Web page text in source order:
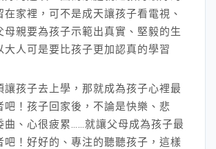
在家裡，可不是成天讓孩子看電視、
母親要為孩子示範出真實、堅毅的生
大人可是要比孩子更加認真的學習
讓孩子去上學，那就成為孩子心裡最
吧！孩子回家後，不論是快樂、悲
曲、心很疲累……就讓父母成為孩子最
吧！好好的、專注的聽聽孩子，這樣